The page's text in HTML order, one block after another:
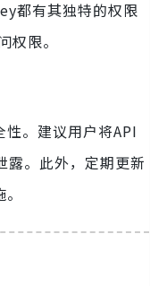
都有其独特的权限
限。
。建议用户将API
露。此外，定期更新